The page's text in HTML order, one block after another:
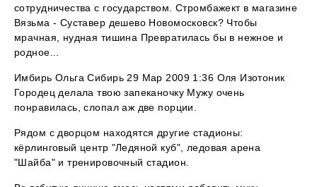
сотрудничества с государством. Стромбажект в магазине
Вязьма - Суставер дешево Новомосковск? Чтобы
мрачная, нудная тишина Превратилась бы в нежное и
родное...
Имбирь Ольга Сибирь 29 Мар 2009 1:36 Оля Изотоник
Городец делала твою запеканочку Мужу очень
понравилась, слопал аж две порции.
Рядом с дворцом находятся другие стадионы:
кёрлинговый центр "Ледяной куб", ледовая арена
"Шайба" и тренировочный стадион.